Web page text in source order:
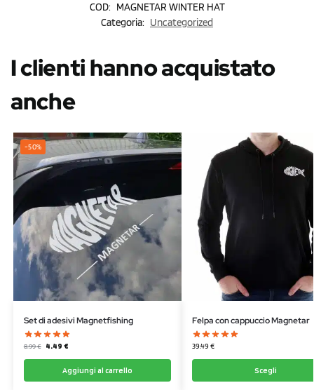
COD: MAGNETAR WINTER HAT
Categoria: Uncategorized
I clienti hanno acquistato
anche
-50%
Set di adesivi Magnetfishing
8.99€ 4.49 €
Aggiungi al carrello
Felpa con cappuccio Magnetar
39.49 €
Scegli